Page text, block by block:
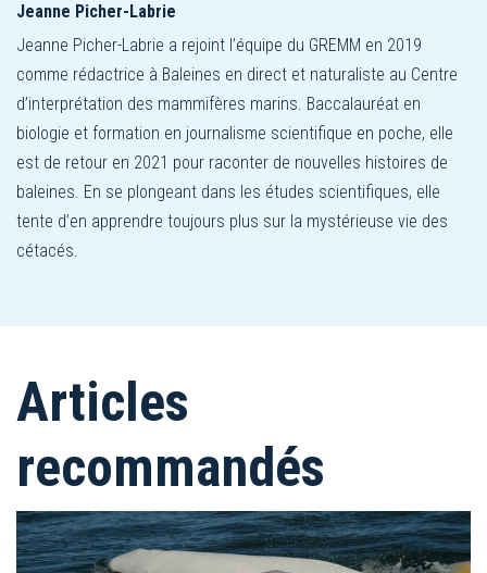
Jeanne Picher-Labrie
Jeanne Picher-Labrie a rejoint l’équipe du GREMM en 2019
comme rédactrice à Baleines en direct et naturaliste au Centre
d’interprétation des mammifères marins. Baccalauréat en
biologie et formation en journalisme scientifique en poche, elle
est de retour en 2021 pour raconter de nouvelles histoires de
baleines. En se plongeant dans les études scientifiques, elle
tente d’en apprendre toujours plus sur la mystérieuse vie des
cétacés.
Articles
recommandés